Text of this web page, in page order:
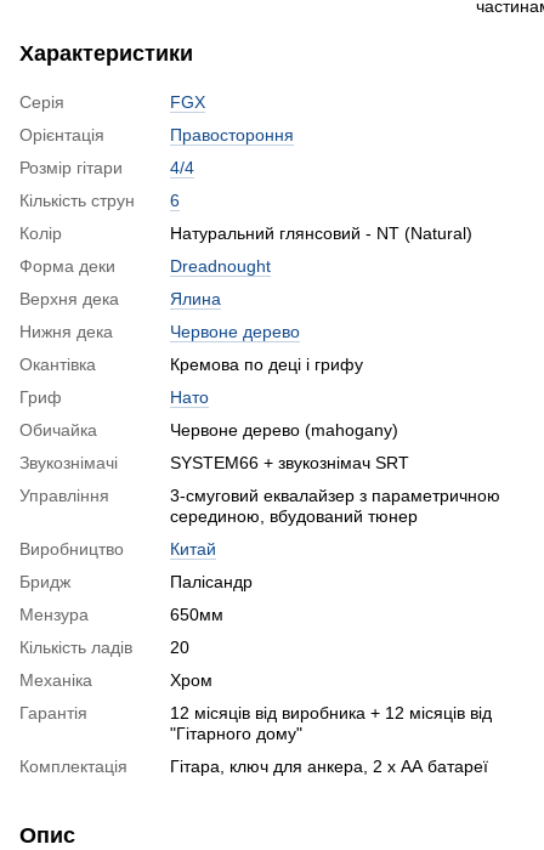
Характеристики
Серія
FGX
Орієнтація
Правостороння
Розмір гітари
4/4
Кількість струн
6
Колір
Натуральний глянсовий - NT (Natural)
Форма деки
Dreadnought
Верхня дека
Ялина
Нижня дека
Червоне дерево
Окантівка
Кремова по деці і грифу
Гриф
Нато
Обичайка
Червоне дерево (mahogany)
Звукознімачі
SYSTEM66 + звукознімач SRT
Управління
3-смуговий еквалайзер з параметричною
серединою, вбудований тюнер
Виробництво
Китай
Бридж
Палісандр
Мензура
650мм
Кількість ладів
20
Механіка
Хром
Гарантія
12 місяців від виробника + 12 місяців від
"Гітарного дому"
Комплектація
Гітара, ключ для анкера, 2 х АА батареї
Опис